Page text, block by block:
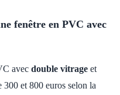
fenêtre en PVC avec
avec double vitrage et
et 800 euros selon la